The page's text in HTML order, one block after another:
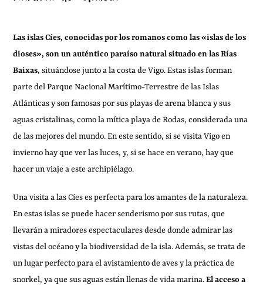
Las islas Cíes, conocidas por los romanos como las «islas de los
dioses», son un auténtico paraíso natural situado en las Rías
Baixas, situándose junto a la costa de Vigo. Estas islas forman
parte del Parque Nacional Marítimo-Terrestre de las Islas
Atlánticas y son famosas por sus playas de arena blanca y sus
aguas cristalinas, como la mítica playa de Rodas, considerada una
de las mejores del mundo. En este sentido, si se visita Vigo en
invierno hay que ver las luces, y, si se hace en verano, hay que
hacer un viaje a este archipiélago.
Una visita a las Cíes es perfecta para los amantes de la naturaleza.
En estas islas se puede hacer senderismo por sus rutas, que
llevarán a miradores espectaculares desde donde admirar las
vistas del océano y la biodiversidad de la isla. Además, se trata de
un lugar perfecto para el avistamiento de aves y la práctica de
snorkel, ya que sus aguas están llenas de vida marina.El acceso a